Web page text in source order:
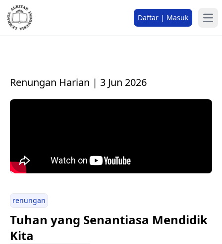
Daftar | Masuk
Renungan Harian | 3 Jun 2026
renungan
Tuhan yang Senantiasa Mendidik
Kita